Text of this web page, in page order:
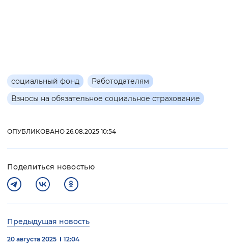
ОПУБЛИКОВАНО 26.08.2025 10:54
Поделиться новостью
Предыдущая новость
20 августа 2025 12:04
социальный фонд
Работодателям
Взносы на обязательное социальное страхование